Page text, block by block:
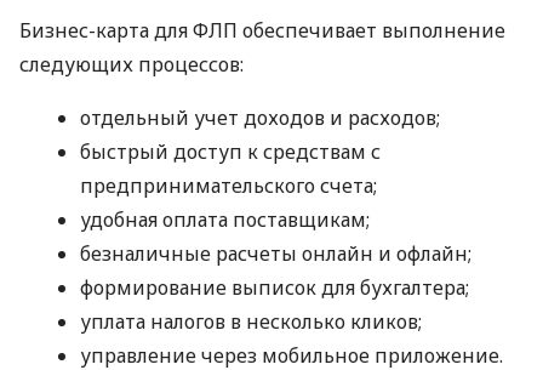
Бизнес-карта для ФЛП обеспечивает выполнение
следующих процессов:
отдельный учет доходов и расходов;
быстрый доступ к средствам с
предпринимательского счета;
удобная оплата поставщикам;
безналичные расчеты онлайн и офлайн;
формирование выписок для бухгалтера;
уплата налогов в несколько кликов;
управление через мобильное приложение.